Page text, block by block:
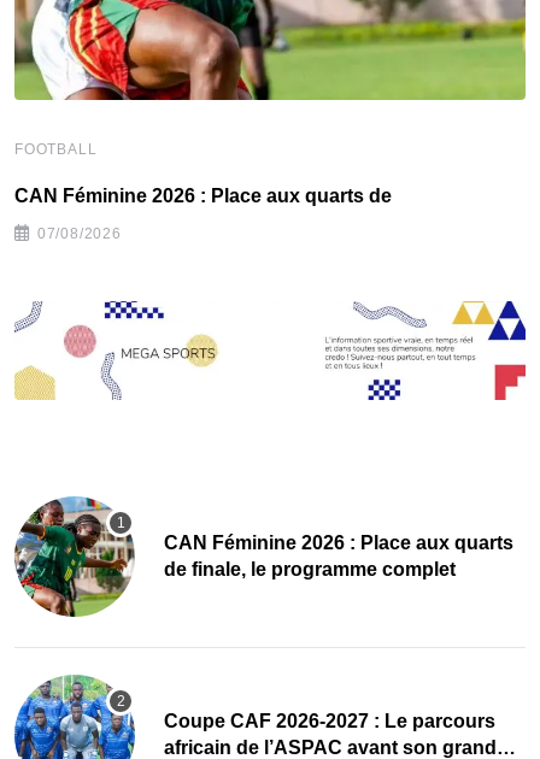
FOOTBALL
CAN Féminine 2026 : Place aux quarts de
07/08/2026
CAN Féminine 2026 : Place aux quarts
de finale, le programme complet
Coupe CAF 2026-2027 : Le parcours
africain de l’ASPAC avant son grand